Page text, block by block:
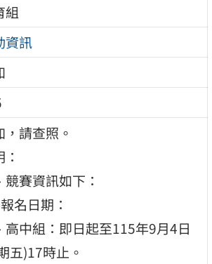
組
資訊
，請查照。
競賽資訊如下：
名日期：
高中組：即日起至115年9月4日
五)17時止。